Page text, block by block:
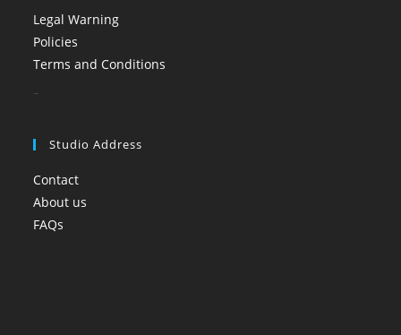
Legal Warning
Policies
Terms and Conditions
Studio Address
Contact
About us
FAQs